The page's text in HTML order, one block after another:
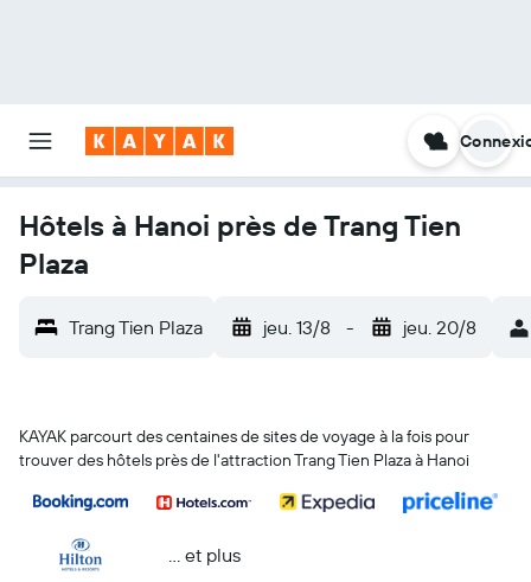
Hôtels à Hanoi près de Trang Tien
Plaza
Trang Tien Plaza jeu. 13/8 - jeu. 20/8
KAYAK parcourt des centaines de sites de voyage à la fois pour
trouver des hôtels près de l'attraction Trang Tien Plaza à Hanoi
… et plus